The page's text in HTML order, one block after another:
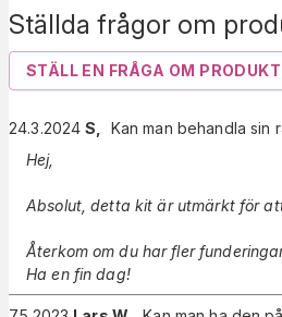
Ställda frågor om
STÄLL EN FRÅGA OM
24.3.2024 S
Kan man behandla sin
Hej,
Absolut, detta kit är utmärkt för
Återkom om du har fler
Ha en fin dag!